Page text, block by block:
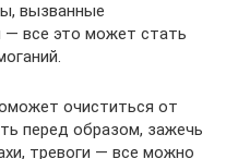
вызванные
— все это может стать
очиститься от
перед образом, зажечь
тревоги — все можно